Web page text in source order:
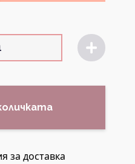
за доставка